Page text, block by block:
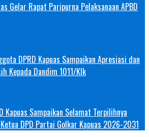
Gelar Rapat Paripurna Pelaksanaan APBD
DPRD Kapuas Sampaikan Apresiasi dan
Kepada Dandim 1011/Klk
Kapuas Sampaikan Selamat Terpilihnya
DPD Partai Golkar Kapuas 2026-2031